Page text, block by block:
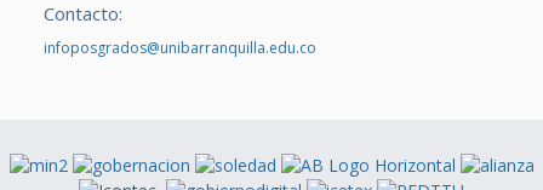
Contacto:
infoposgrados@unibarranquilla.edu.co